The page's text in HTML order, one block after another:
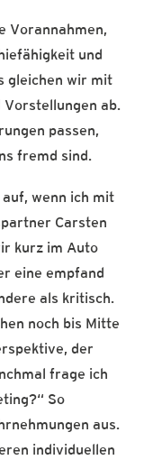
Vorannahmen,
und
gleichen wir mit
Vorstellungen ab.
passen,
fremd sind.
wenn ich mit
Carsten
kurz im Auto
eine empfand
als kritisch.
noch bis Mitte
der
frage ich
So
aus.
individuellen